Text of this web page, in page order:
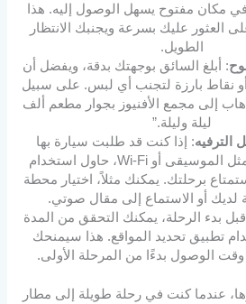
مكان مفتوح يسهل الوصول إليه. هذا
العثور عليك بسرعة ويجنبك الانتظار
الطويل.
: أبلغ السائق بوجهتك بدقة، ويفضل أن
أو نقاط بارزة لتجنب أي لبس. على سبيل
إلى مجمع الأفنيوز بجوار مطعم ألف
ليلة وليلة.”
الترفيه: إذا كنت قد طلبت سيارة بها
خدمات ترفيهية مثل الموسيقى أو Wi-Fi، حاول استخدام
برحلتك. يمكنك مثلاً، اختيار محطة
لديك أو الاستماع إلى مقال صوتي.
بدء الرحلة، يمكنك التحقق من المدة
تطبيق تحديد المواقع. هذا سيمنحك
الوصول بدءًا من المرحلة الأولى.
عندما كنت في رحلة طويلة إلى مطار